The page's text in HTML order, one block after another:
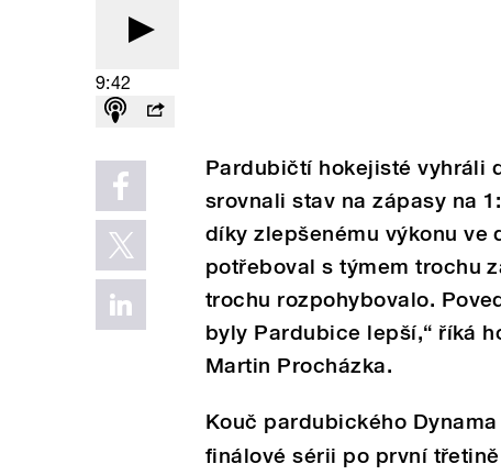
9:42
Pardubičtí hokejisté vyhráli
srovnali stav na zápasy na
díky zlepšenému výkonu ve
potřeboval s týmem trochu
trochu rozpohybovalo.
byly Pardubice lepší,“ říká
Martin Procházka.
Kouč pardubického
finálové sérii po první